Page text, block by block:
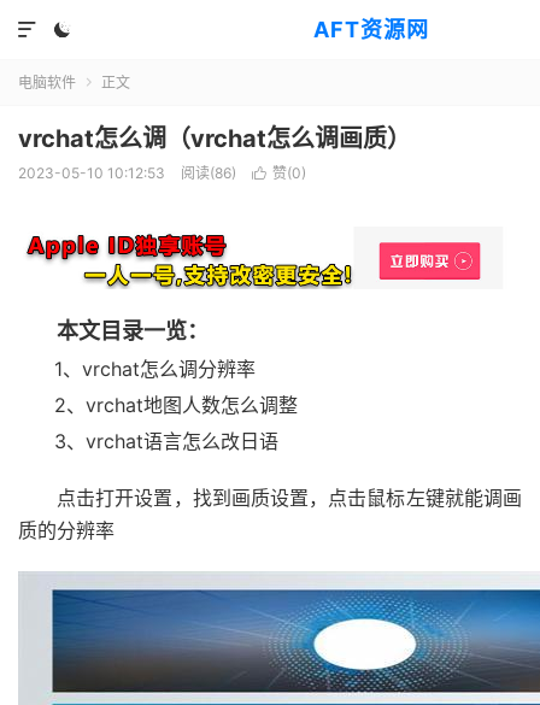
AFT资源网


电脑软件  正文
vrchat怎么调（vrchat怎么调画质）
2023-05-10 10:12:53 阅读(86)  赞(0)
本文目录一览：
1、vrchat怎么调分辨率
2、vrchat地图人数怎么调整
3、vrchat语言怎么改日语
点击打开设置，找到画质设置，点击鼠标左键就能调画
质的分辨率